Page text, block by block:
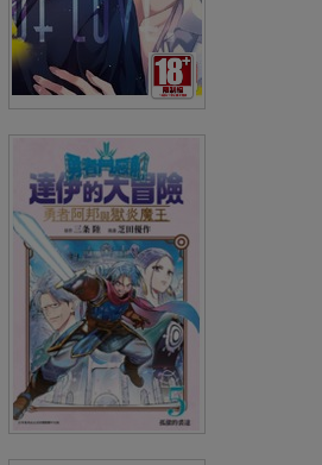
我不需要愛的台詞(全)
NT$140 90折 NT$126 (USD4.18)